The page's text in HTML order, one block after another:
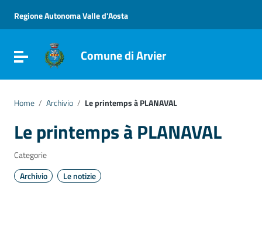
Vai al menu di navigazione
Vai al footer
Regione Autonoma Valle d'Aosta
Attiva / disattiva la navigazione
Comune di Arvier
Home / Archivio / Le printemps à PLANAVAL
Le printemps à PLANAVAL
Categorie
Archivio
Le notizie